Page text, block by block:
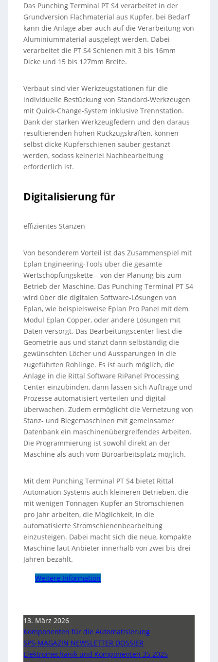
Das Punching Terminal PT S4 verarbeitet in der
Grundversion Flachmaterial aus Kupfer, bei Bedarf
kann die Anlage aber auch auf die Verarbeitung von
Aluminiummaterial ausgelegt werden. Dabei
verarbeitet die PT S4 Schienen mit 3 bis 16mm
Dicke und 15 bis 127mm Breite.
Verbaut sind vier Werkzeugstationen für die
individuelle Bestückung von Standard-Werkzeugen
mit Quick-Change-System inklusive Trennstation.
Dank der starken Werkzeugfedern und den daraus
resultierenden hohen Rückzugskräften, können
selbst dicke Kupferschienen sauber gestanzt
werden, sodass keinerlei Nachbearbeitung
erforderlich ist.
Digitalisierung für
effizientes Stanzen
Von besonderem Vorteil ist das Zusammenspiel mit
Eplan Engineering-Tools über die gesamte
Wertschöpfungskette – von der Planung bis zum
Betrieb der Maschine. Das Punching Terminal PT S4
wird über die digitalen Software-Lösungen von
Eplan, wie beispielsweise Eplan Pro Panel mit dem
Modul Eplan Copper, oder andere Lösungen mit
Daten versorgt. Das Bearbeitungscenter liest die
Geometrie aus und stanzt dann selbständig die
gewünschten Löcher und Aussparungen in die
zugeführten Rohlinge. Es ist auch möglich, die
Anlage in die Rittal Software RiPanel Processing
Center einzubinden, dann lassen sich Aufträge und
Prozesse automatisiert verteilen und digital
überwachen. Zudem ermöglicht die Vernetzung von
Stanz- und Biegemaschinen mit gemeinsamer
Datenbank ein maschinenübergreifendes Arbeiten.
Die Programmierung ist sowohl direkt an der
Maschine als auch vom Büroarbeitsplatz möglich.
Mit dem Punching Terminal PT S4 bietet Rittal
Automation Systems auch kleineren Betrieben, die
mit wenigen Tonnagen Kupfer an Stromschienen
pro Jahr arbeiten, die Möglichkeit, in die
automatisierte Stromschienenbearbeitung
einzusteigen. Dabei macht sich die neue, kompakte
Maschine laut Anbieter innerhalb von zwei bis drei
Jahren bezahlt.
Weitere Information
13. März 2026
Komponenten für die Automatisierung
SPS-MAGAZIN NEWSLETTER DOSSIER
Elektromechanik und Komponenten 35 2025